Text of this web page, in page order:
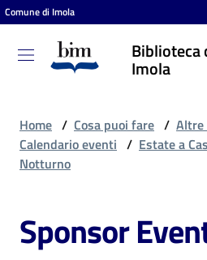
Vai al contenuto
Vai alla navigazione
Vai al footer
Comune di Imola
Biblioteca
Imola
Biblioteca
comunale
Cosa
Home / Cosa puoi fare /
Calendario eventi / Estate a
Notturno
Sponsor